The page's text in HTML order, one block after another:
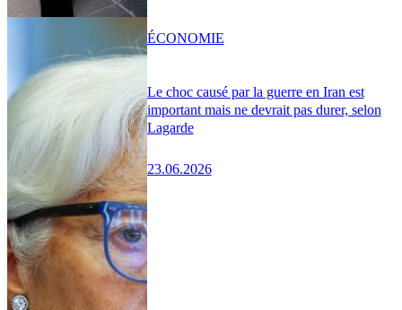
Le choc causé par la guerre en Iran est
important mais ne devrait pas durer, selon
Lagarde
23.06.2026
ÉCONOMIE